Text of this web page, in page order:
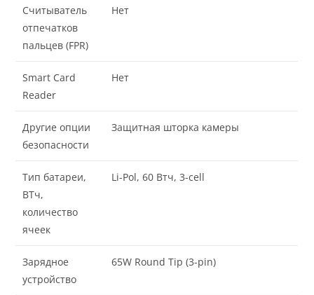
Считыватель
отпечатков
пальцев (FPR)
Нет
Smart Card
Reader
Нет
Другие опции
безопасности
Защитная шторка камеры
Тип батареи,
ВТч,
количество
ячеек
Li-Pol, 60 Втч, 3-cell
Зарядное
устройство
65W Round Tip (3-pin)